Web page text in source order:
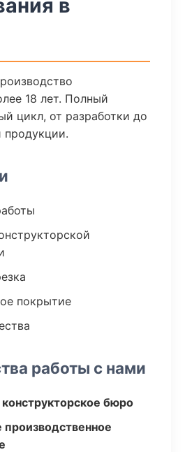
в
18 лет. Полный
цикл, от разработки до
продукции.
покрытие
работы с нами
бюро